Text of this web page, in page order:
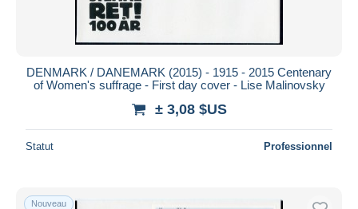
DENMARK / DANEMARK (2015) - 1915 - 2015 Centenary
of Women's suffrage - First day cover - Lise Malinovsky
± 3,08 $US
Statut Professionnel
Nouveau